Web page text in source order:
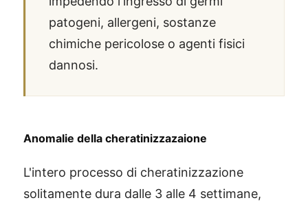
patogeni, allergeni, sostanze
chimiche pericolose o agenti fisici
dannosi.
Anomalie della cheratinizzazaione
L'intero processo di cheratinizzazione
solitamente dura dalle 3 alle 4 settimane,